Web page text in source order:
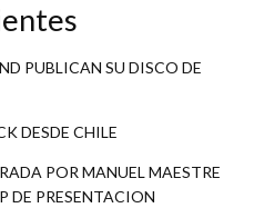
PUBLICAN SU DISCO DE
DESDE CHILE
POR MANUEL MAESTRE
DE PRESENTACION